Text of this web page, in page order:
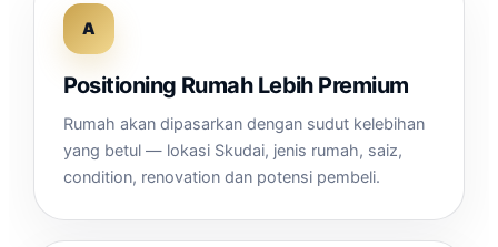
A
Positioning Rumah Lebih Premium
Rumah akan dipasarkan dengan sudut kelebihan
yang betul — lokasi Skudai, jenis rumah, saiz,
condition, renovation dan potensi pembeli.